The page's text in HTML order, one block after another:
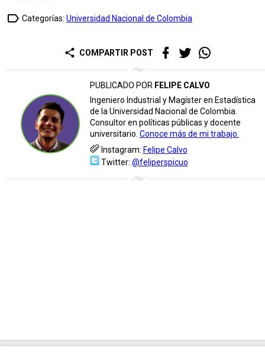
label_outline Categorías: Universidad Nacional de Colombia
share COMPARTIR POST
PUBLICADO POR FELIPE CALVO
Ingeniero Industrial y Magíster en Estadística
de la Universidad Nacional de Colombia.
Consultor en políticas públicas y docente
universitario. Conoce más de mi trabajo.
Instagram: Felipe Calvo
Twitter: @feliperspicuo